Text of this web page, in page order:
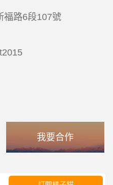
福路6段107號
我要合作